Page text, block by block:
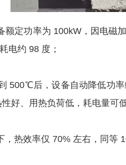
定功率为 100kW，因电磁
电约 98 度；
500℃后，设备自动降低功
好、用热负荷低，耗电量可
热效率仅 70% 左右，同等